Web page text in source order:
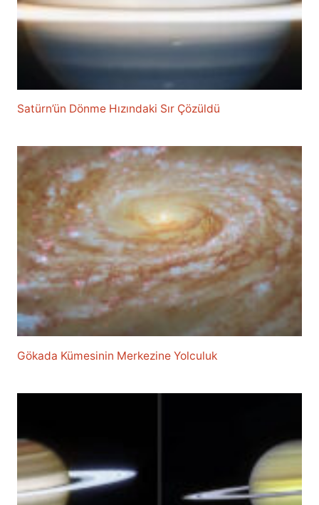
Satürn’ün Dönme Hızındaki Sır Çözüldü
Gökada Kümesinin Merkezine Yolculuk